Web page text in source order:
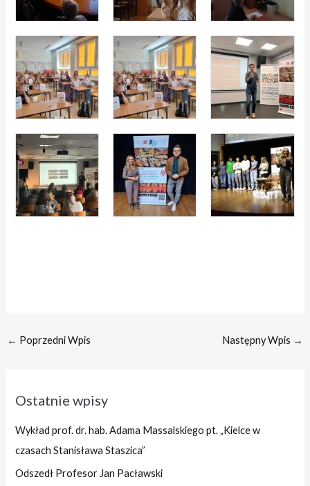
← Poprzedni Wpis Następny Wpis →
Ostatnie wpisy
Wykład prof. dr. hab. Adama Massalskiego pt. „Kielce w
czasach Stanisława Staszica”
Odszedł Profesor Jan Pacławski